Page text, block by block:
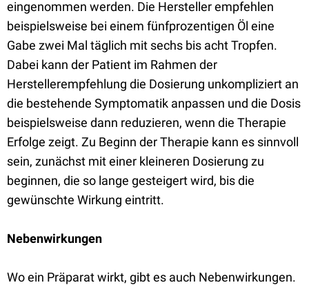
eingenommen werden. Die Hersteller empfehlen
beispielsweise bei einem fünfprozentigen Öl eine
Gabe zwei Mal täglich mit sechs bis acht Tropfen.
Dabei kann der Patient im Rahmen der
Herstellerempfehlung die Dosierung unkompliziert an
die bestehende Symptomatik anpassen und die Dosis
beispielsweise dann reduzieren, wenn die Therapie
Erfolge zeigt. Zu Beginn der Therapie kann es sinnvoll
sein, zunächst mit einer kleineren Dosierung zu
beginnen, die so lange gesteigert wird, bis die
gewünschte Wirkung eintritt.
Nebenwirkungen
Wo ein Präparat wirkt, gibt es auch Nebenwirkungen.